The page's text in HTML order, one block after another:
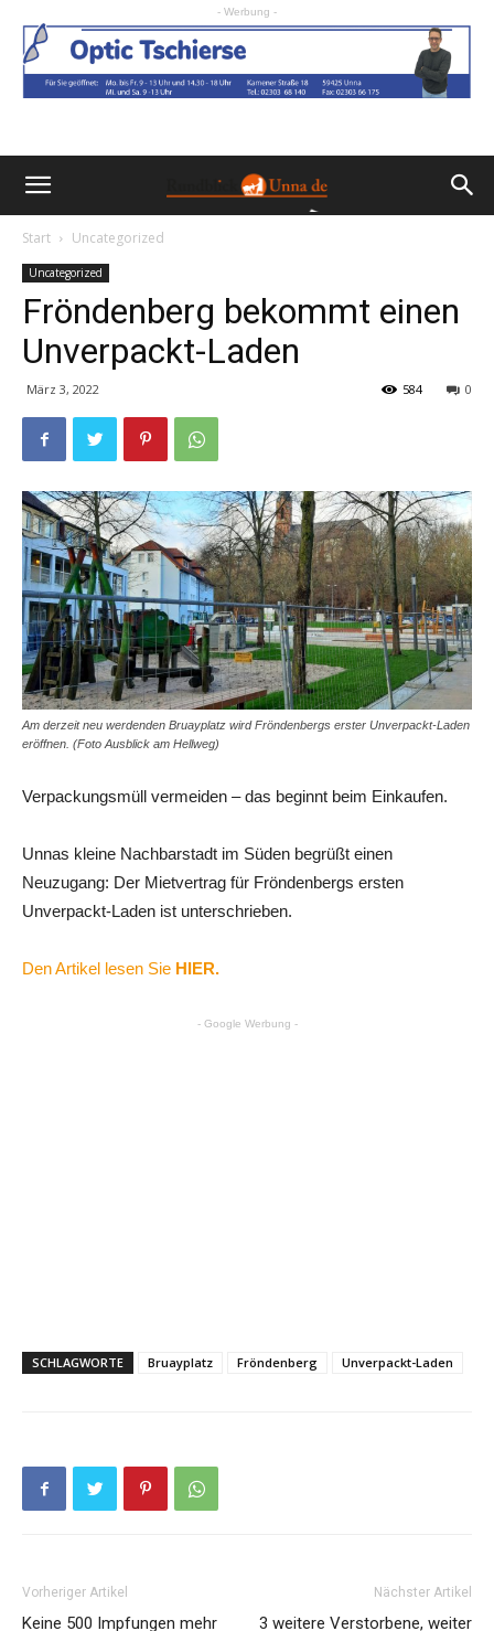
- Werbung -
Start Uncategorized
Uncategorized
Fröndenberg bekommt einen
Unverpackt-Laden
März 3, 2022 0
584
Am derzeit neu werdenden Bruayplatz wird Fröndenbergs erster Unverpackt-Laden
eröffnen. (Foto Ausblick am Hellweg)
Verpackungsmüll vermeiden – das beginnt beim Einkaufen.
Unnas kleine Nachbarstadt im Süden begrüßt einen
Neuzugang: Der Mietvertrag für Fröndenbergs ersten
Unverpackt-Laden ist unterschrieben.
Den Artikel lesen Sie HIER.
- Google Werbung -
SCHLAGWORTE Bruayplatz Fröndenberg Unverpackt-Laden
Vorheriger Artikel
Keine 500 Impfungen mehr
Nächster Artikel
3 weitere Verstorbene, weiter